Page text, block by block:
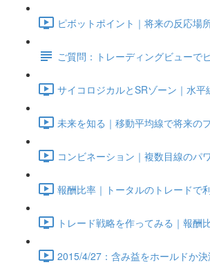
ピボットポイント｜将来の反応場
ご質問：トレーディングビューで
サイコロジカルとSRゾーン｜水
未来を知る｜移動平均線で将来の
コンビネーション｜複数目線のパ
報酬比率｜トータルのトレードで
トレード戦略を作ってみる｜報
2015/4/27：含み益をホールドか